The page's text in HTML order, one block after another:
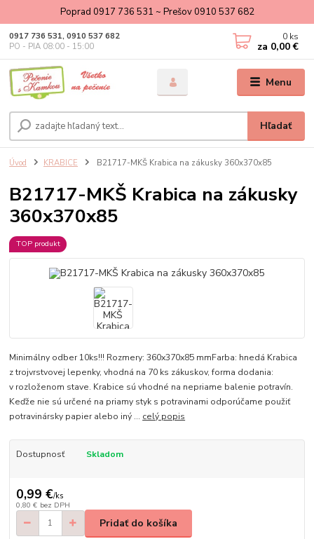
Poprad 0917 736 531 ~ Prešov 0910 537 682
Menu
Hľadať
0917 736 531, 0910 537 682
PO - PIA 08:00 - 15:00
0 ks
za 0,00 €
Úvod KRABICE B21717-MKŠ Krabica na zákusky 360x370x85
B21717-MKŠ Krabica na zákusky
360x370x85
TOP produkt
Minimálny odber 10ks!!! Rozmery: 360x370x85 mmFarba: hnedá Krabica
z trojvrstvovej lepenky, vhodná na 70 ks zákuskov, forma dodania:
v rozloženom stave. Krabice sú vhodné na nepriame balenie potravín.
Keďže nie sú určené na priamy styk s potravinami odporúčame použiť
potravinársky papier alebo iný ... celý popis
Dostupnosť Skladom
0,99 €/ks
0,80 € bez DPH
Pridať do košíka